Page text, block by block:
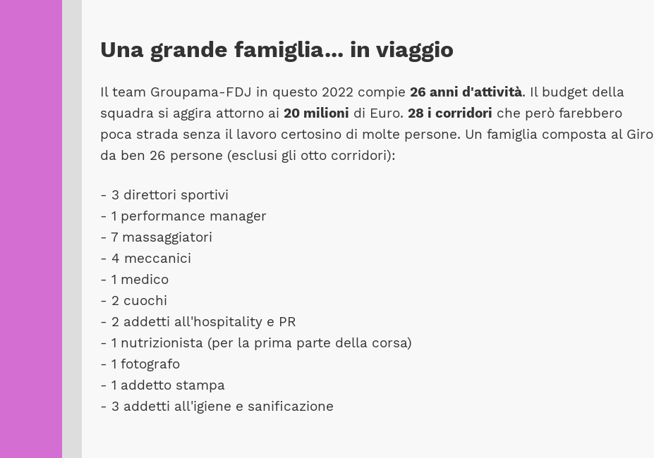
Una grande famiglia... in viaggio
Il team Groupama-FDJ in questo 2022 compie 26 anni d'attività. Il budget della
squadra si aggira attorno ai 20 milioni di Euro. 28 i corridori che però farebbero
poca strada senza il lavoro certosino di molte persone. Un famiglia composta al Giro
da ben 26 persone (esclusi gli otto corridori):
- 3 direttori sportivi
- 1 performance manager
- 7 massaggiatori
- 4 meccanici
- 1 medico
- 2 cuochi
- 2 addetti all'hospitality e PR
- 1 nutrizionista (per la prima parte della corsa)
- 1 fotografo
- 1 addetto stampa
- 3 addetti all'igiene e sanificazione